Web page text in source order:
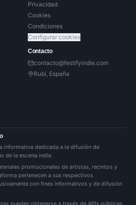
Privacidad
Cookies
Condiciones
Configurar cookies
Contacto
contacto@festifyindie.com
Rubí, España
informativa dedicada a la difusión de
de la escena indie.
promocionales de artistas, recintos y
pertenecen a sus respectivos
con fines informativos y de difusión
pueden obtenerse a través de APIs públicas